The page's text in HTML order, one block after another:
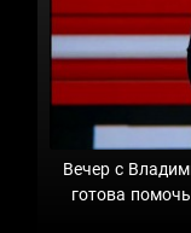
Вечер с
готова